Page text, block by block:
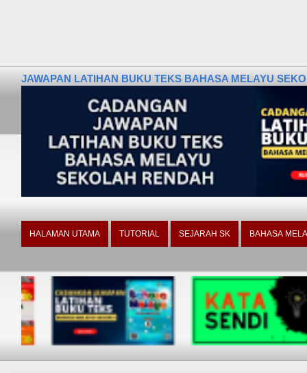
JAWAPAN LATIHAN BUKU TEKS BAHASA MELAYU
HALAMAN UTAMA TUTORIAL SEJARAH SK BAHASA